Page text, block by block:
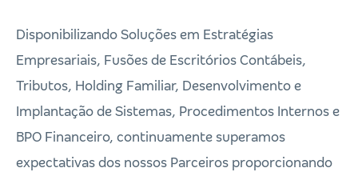
Disponibilizando Soluções em Estratégias
Empresariais, Fusões de Escritórios Contábeis,
Tributos, Holding Familiar, Desenvolvimento e
Implantação de Sistemas, Procedimentos Internos e
BPO Financeiro, continuamente superamos
expectativas dos nossos Parceiros proporcionando